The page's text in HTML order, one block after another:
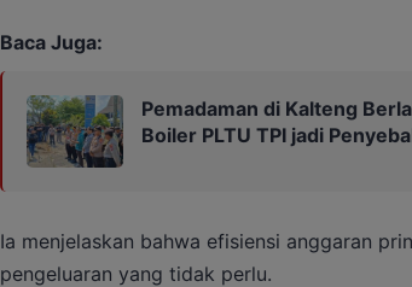
Baca Juga:
Pemadaman di Kalteng
Boiler PLTU TPI jadi
Ia menjelaskan bahwa efisiensi anggaran
pengeluaran yang tidak perlu.